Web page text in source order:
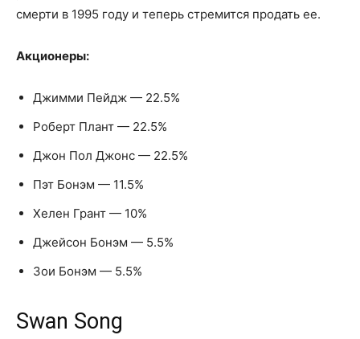
смерти в 1995 году и теперь стремится продать ее.
Акционеры:
Джимми Пейдж — 22.5%
Роберт Плант — 22.5%
Джон Пол Джонс — 22.5%
Пэт Бонэм — 11.5%
Хелен Грант — 10%
Джейсон Бонэм — 5.5%
Зои Бонэм — 5.5%
Swan Song